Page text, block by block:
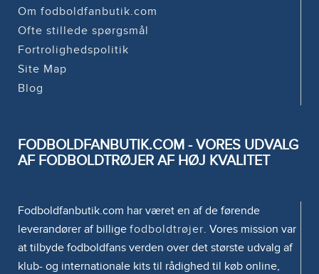
Om fodboldfanbutik.com
Ofte stillede spørgsmål
Fortrolighedspolitik
Site Map
Blog
FODBOLDFANBUTIK.COM - VORES UDVALG
AF FODBOLDTRØJER AF HØJ KVALITET
Fodboldfanbutik.com har været en af de førende
leverandører af billige fodboldtrøjer. Vores mission var
at tilbyde fodboldfans verden over det største udvalg af
klub- og internationale kits til rådighed til køb online,